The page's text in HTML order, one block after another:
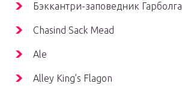
Бэккантри-заповедник Гарболга
Chasind Sack Mead
Ale
Alley King’s Flagon